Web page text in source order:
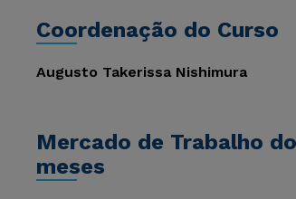
Coordenação do Curso
Augusto Takerissa Nishimura
Mercado de Trabalho
meses